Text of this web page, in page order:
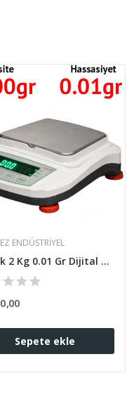
ENDÜSTRIYEL
Swock 2 Kg 0.01 Gr Dijital Hassas Terazi
Sepete ekle